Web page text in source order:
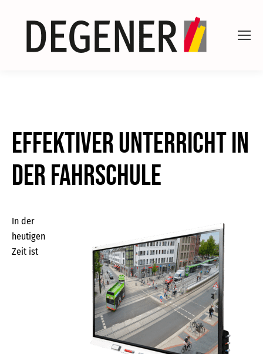
Effektiver Unterricht in
der Fahrschule
In der
heutigen
Zeit ist